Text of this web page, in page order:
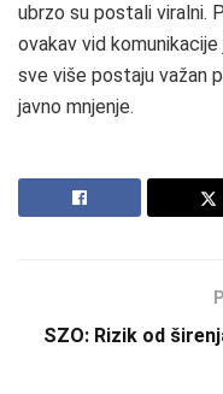
ubrzo su postali viralni.
ovakav vid
sve više postaju važan
javno mnjenje.
SZO: Rizik od